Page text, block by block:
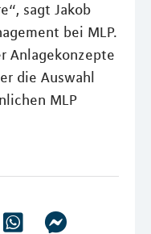
sagt Jakob
bei MLP.
Anlagekonzepte
die Auswahl
MLP